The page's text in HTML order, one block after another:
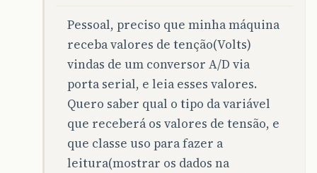
Pessoal, preciso que minha máquina
receba valores de tenção(Volts)
vindas de um conversor A/D via
porta serial, e leia esses valores.
Quero saber qual o tipo da variável
que receberá os valores de tensão, e
que classe uso para fazer a
leitura(mostrar os dados na